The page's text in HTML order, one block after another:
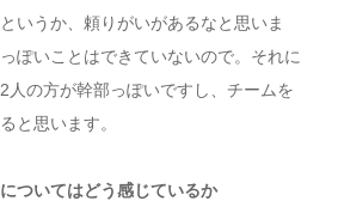
いうか、頼りがいがあるなと思いま
ぽいことはできていないので。それに
人の方が幹部っぽいですし、チームを
と思います。
ついてはどう感じているか